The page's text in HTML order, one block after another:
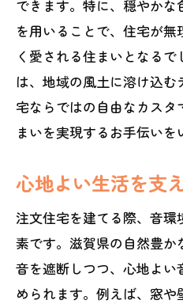
できます。特に、穏やか
を用いることで、住宅が
く愛される住まいとなる
は、地域の風土に溶け込
宅ならではの自由なカス
まいを実現するお手伝いを
心地よい生活を支
注文住宅を建てる際、音
素です。滋賀県の自然豊
音を遮断しつつ、心地よ
められます。例えば、窓